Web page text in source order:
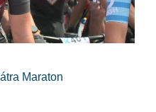
Maraton